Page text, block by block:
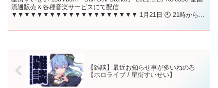
流通販売＆各種音楽サービスにて配信
▼▼▼▼▼▼▼▼▼▼▼▼▼▼▼▼▼▼▼▼ 1月21日 🕘 21時から！
【雑談】最近お知らせ事が多いねの巻
【ホロライブ / 星街すいせい】